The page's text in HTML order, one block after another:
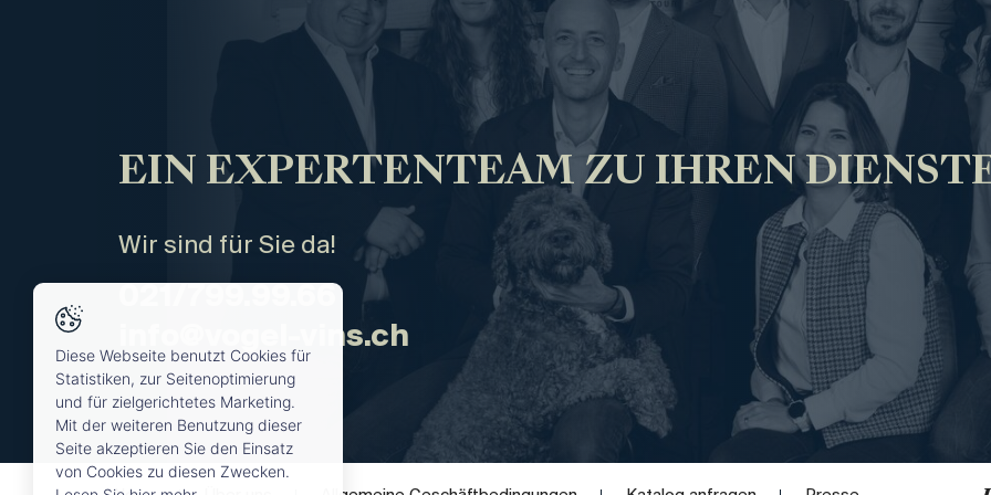
EIN EXPERTENTEAM ZU IHREN
Wir sind für Sie da!
info@vogel-vins.ch
Diese Webseite benutzt Cookies für
Statistiken, zur Seitenoptimierung
und für zielgerichtetes Marketing.
Mit der weiteren Benutzung dieser
Seite akzeptieren Sie den Einsatz
von Cookies zu diesen Zwecken.